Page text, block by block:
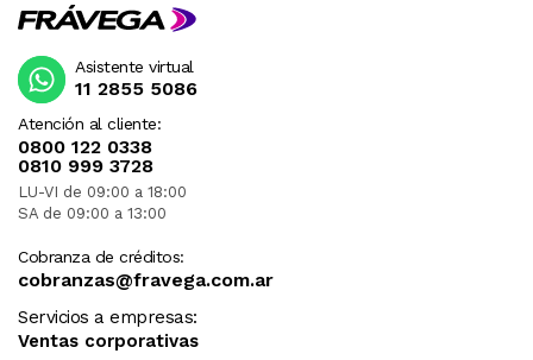
Atención al cliente:
0800 122 0338
0810 999 3728
LU-VI de 09:00 a 18:00
SA de 09:00 a 13:00
Cobranza de créditos:
cobranzas@fravega.com.ar
Servicios a empresas:
Ventas corporativas
Asistente virtual
11 2855 5086